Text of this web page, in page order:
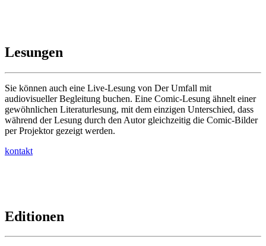
Lesungen
Sie können auch eine Live-Lesung von Der Umfall mit
audiovisueller Begleitung buchen. Eine Comic-Lesung ähnelt einer
gewöhnlichen Literaturlesung, mit dem einzigen Unterschied, dass
während der Lesung durch den Autor gleichzeitig die Comic-Bilder
per Projektor gezeigt werden.
kontakt
Editionen